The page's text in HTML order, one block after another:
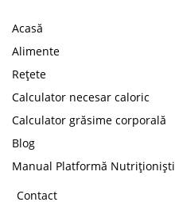
Acasă
Alimente
Rețete
Calculator necesar caloric
Calculator grăsime corporală
Blog
Manual Platformă Nutriționiști
Contact